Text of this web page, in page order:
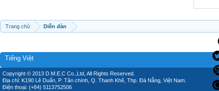
Trang chủ Diễn đàn
Tiếng Việt
Copyright © 2013 D.M.E.C Co.,Ltd, All Rights Reserved.
Địa chỉ: K190 Lê Duẩn, P. Tân chính, Q. Thanh Khê, Thp. Đà Nẵng, Việt Nam.
Điện thoại: (+84) 5113752506